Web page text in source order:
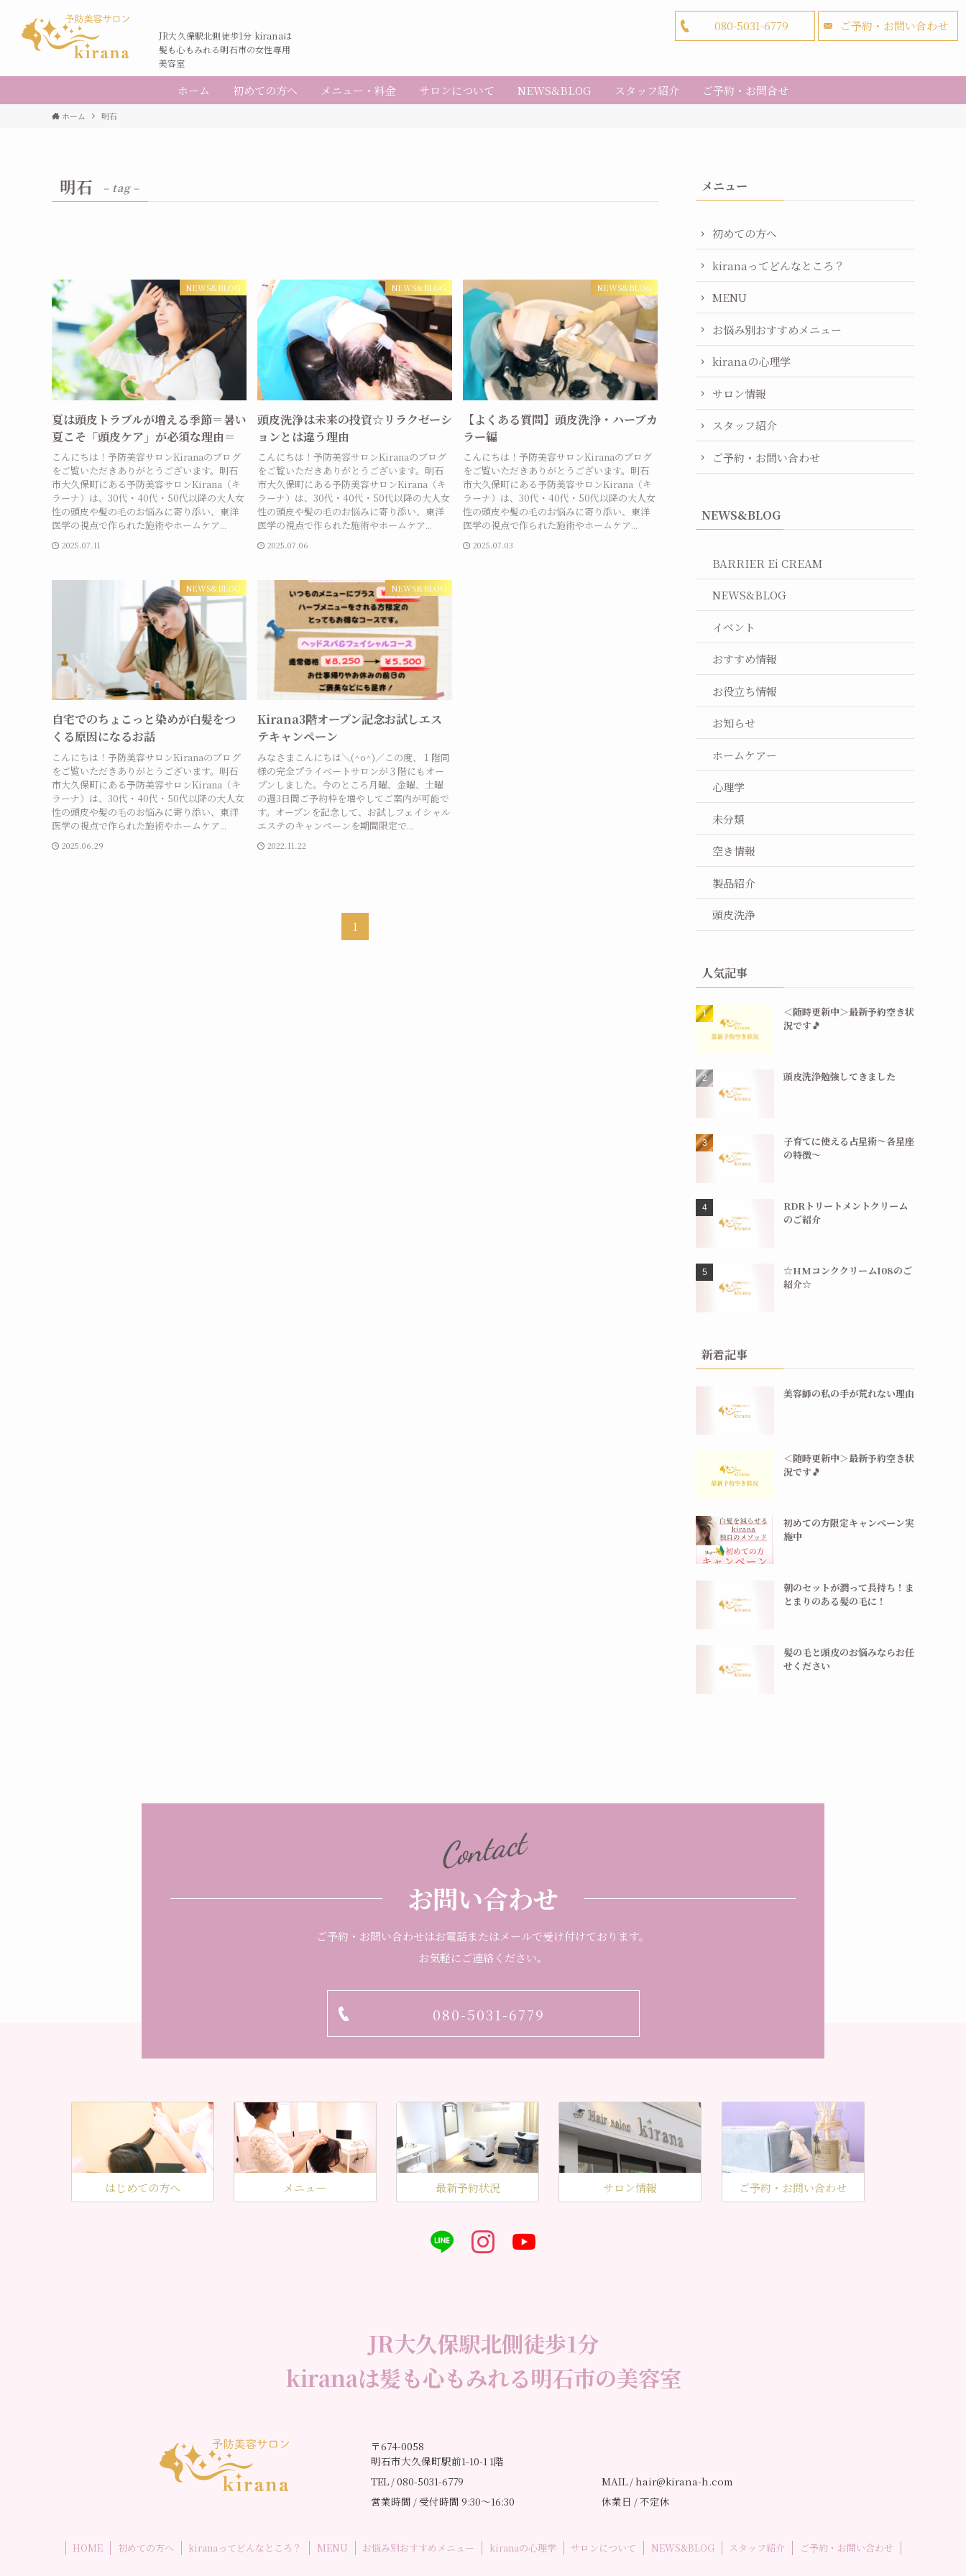
JR大久保駅北側徒歩1分 kiranaは
髪も心もみれる明石市の女性専用
美容室
080-5031-6779 ご予約・お問い合わせ
ホーム 初めての方へ メニュー・料金 サロンについて NEWS&BLOG スタッフ紹介 ご予約・お問合せ
ホーム 明石
明石 – tag –
NEWS&BLOG
夏は頭皮トラブルが増える季節＝暑い
夏こそ「頭皮ケア」が必須な理由＝
こんにちは！予防美容サロンKiranaのブログ
をご覧いただきありがとうございます。明石
市大久保町にある予防美容サロンKirana（キ
ラーナ）は、30代・40代・50代以降の大人女
性の頭皮や髪の毛のお悩みに寄り添い、東洋
医学の視点で作られた施術やホームケア...
2025.07.11
NEWS&BLOG
頭皮洗浄は未来の投資☆リラクゼーシ
ョンとは違う理由
こんにちは！予防美容サロンKiranaのブログ
をご覧いただきありがとうございます。明石
市大久保町にある予防美容サロンKirana（キ
ラーナ）は、30代・40代・50代以降の大人女
性の頭皮や髪の毛のお悩みに寄り添い、東洋
医学の視点で作られた施術やホームケア...
2025.07.06
NEWS&BLOG
【よくある質問】頭皮洗浄・ハーブカ
ラー編
こんにちは！予防美容サロンKiranaのブログ
をご覧いただきありがとうございます。明石
市大久保町にある予防美容サロンKirana（キ
ラーナ）は、30代・40代・50代以降の大人女
性の頭皮や髪の毛のお悩みに寄り添い、東洋
医学の視点で作られた施術やホームケア...
2025.07.03
NEWS&BLOG
自宅でのちょこっと染めが白髪をつ
くる原因になるお話
こんにちは！予防美容サロンKiranaのブログ
をご覧いただきありがとうございます。明石
市大久保町にある予防美容サロンKirana（キ
ラーナ）は、30代・40代・50代以降の大人女
性の頭皮や髪の毛のお悩みに寄り添い、東洋
医学の視点で作られた施術やホームケア...
2025.06.29
NEWS&BLOG
Kirana3階オープン記念お試しエス
テキャンペーン
みなさまこんにちは＼(^o^)／この度、１階同
様の完全プライベートサロンが３階にもオー
プンしました。今のところ月曜、金曜、土曜
の週3日間ご予約枠を増やしてご案内が可能で
す。オープンを記念して、お試しフェイシャル
エステのキャンペーンを期間限定で...
2022.11.22
1
メニュー
初めての方へ
kiranaってどんなところ？
MENU
お悩み別おすすめメニュー
kiranaの心理学
サロン情報
スタッフ紹介
ご予約・お問い合わせ
NEWS&BLOG
BARRIER Ei CREAM
NEWS&BLOG
イベント
おすすめ情報
お役立ち情報
お知らせ
ホームケアー
心理学
未分類
空き情報
製品紹介
頭皮洗浄
人気記事
＜随時更新中＞最新予約空き状
況です🎵
頭皮洗浄勉強してきました
子育てに使える占星術〜各星座
の特徴〜
RDRトリートメントクリーム
のご紹介
☆HMコンククリーム108のご
紹介☆
新着記事
美容師の私の手が荒れない理由
＜随時更新中＞最新予約空き状
況です🎵
初めての方限定キャンペーン実
施中
朝のセットが潤って長持ち！ま
とまりのある髪の毛に！
髪の毛と頭皮のお悩みならお任
せください
Contact
お問い合わせ
ご予約・お問い合わせはお電話またはメールで受け付けております。
お気軽にご連絡ください。
080-5031-6779
はじめての方へ メニュー 最新予約状況 サロン情報 ご予約・お問い合わせ
JR大久保駅北側徒歩1分
kiranaは髪も心もみれる明石市の美容室
〒674-0058
明石市大久保町駅前1-10-1 1階
TEL / 080-5031-6779
MAIL /hair@kirana-h.com
営業時間 / 受付時間 9:30〜16:30
休業日 / 不定休
HOME 初めての方へ kiranaってどんなところ？ MENU お悩み別おすすめメニュー kiranaの心理学 サロンについて NEWS&BLOG スタッフ紹介 ご予約・お問い合わせ